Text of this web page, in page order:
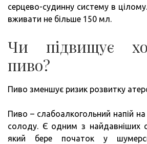
серцево-судинну систему в
вживати не більше 150 мл.
Чи підвищує
пиво?
Пиво зменшує ризик розвитку
Пиво – слабоалкогольний напій
солоду. Є одним з найдавніших
який бере початок у